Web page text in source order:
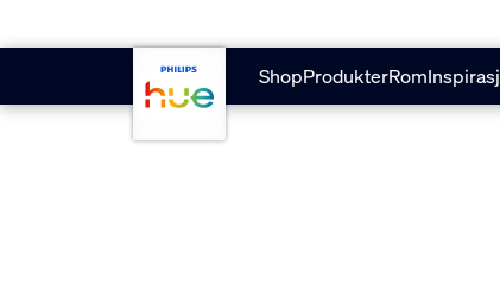
ShopProdukterRom